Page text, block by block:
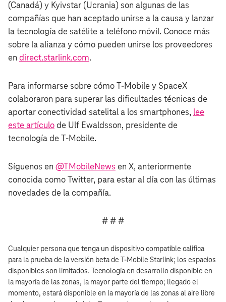
(Canadá) y Kyivstar (Ucrania) son algunas de las
compañías que han aceptado unirse a la causa y lanzar
la tecnología de satélite a teléfono móvil. Conoce más
sobre la alianza y cómo pueden unirse los proveedores
en direct.starlink.com.
Para informarse sobre cómo T‑Mobile y SpaceX
colaboraron para superar las dificultades técnicas de
aportar conectividad satelital a los smartphones, lee
este artículo de Ulf Ewaldsson, presidente de
tecnología de T‑Mobile.
Síguenos en @TMobileNews en X, anteriormente
conocida como Twitter, para estar al día con las últimas
novedades de la compañía.
# # #
Cualquier persona que tenga un dispositivo compatible califica
para la prueba de la versión beta de T‑Mobile Starlink; los espacios
disponibles son limitados. Tecnología en desarrollo disponible en
la mayoría de las zonas, la mayor parte del tiempo; llegado el
momento, estará disponible en la mayoría de las zonas al aire libre